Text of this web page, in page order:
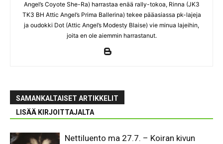
Angel’s Coyote She-Ra) harrastaa enää rally-tokoa, Rinna (JK3
TK3 BH Attic Angel’s Prima Ballerina) tekee pääasiassa pk-lajeja
ja oudokki Dot (Attic Angel’s Modesty Blaise) vie minua lajeihin,
joita en ole aiemmin harrastanut.
SAMANKALTAISET ARTIKKELIT
LISÄÄ KIRJOITTAJALTA
Nettiluento ma 27.7. – Koiran kivun